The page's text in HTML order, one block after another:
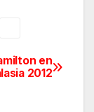
en
2012